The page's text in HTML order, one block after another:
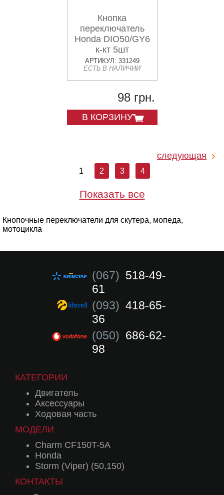
Кнопка
переключатель
Honda DIO50/GY6
к-кт 5шт
АРТИКУЛ: 331249
ЕСТЬ В НАЛИЧИИ
98 грн.
В КОРЗИНУ
следующая
1 2 3 4
Показать все
Кнопочные переключатели для скутера, мопеда,
мотоцикла
(067) 518-49-
61
(093) 418-65-
36
(050) 686-62-
98
КАТЕГОРИИ
Двигатель
Аксессуары
Ходовая часть
МОДЕЛИ
Charm CF150T-5A
Honda
Storm (Viper) (50,150)
КОНТАКТЫ